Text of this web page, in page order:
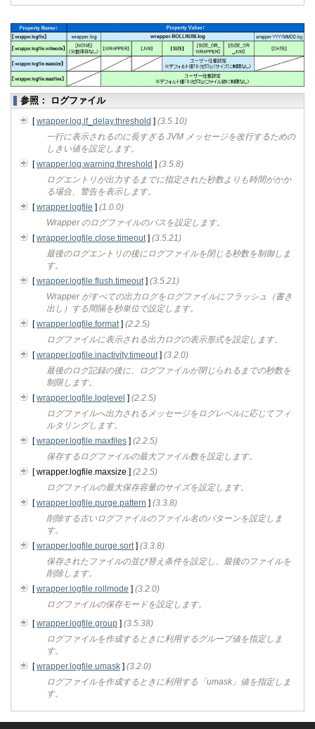
参照： ログファイル
[wrapper.log.lf_delay.threshold ] (3.5.10)
一行に表示されるのに長すぎる JVM メッセージを改行するための
しきい値を設定します。
[wrapper.log.warning.threshold ] (3.5.8)
ログエントリが出力するまでに指定された秒数よりも時間がかか
る場合、警告を表示します。
[wrapper.logfile ] (1.0.0)
Wrapper のログファイルのパスを設定します。
[wrapper.logfile.close.timeout ] (3.5.21)
最後のログエントリの後にログファイルを閉じる秒数を制御しま
す。
[wrapper.logfile.flush.timeout ] (3.5.21)
Wrapper がすべての出力ログをログファイルにフラッシュ（書き
出し）する間隔を秒単位で設定します。
[wrapper.logfile.format ] (2.2.5)
ログファイルに表示される出力ログの表示形式を設定します。
[wrapper.logfile.inactivity.timeout ] (3.2.0)
最後のログ記録の後に、ログファイルが閉じられるまでの秒数を
制限します。
[wrapper.logfile.loglevel ] (2.2.5)
ログファイルへ出力されるメッセージをログレベルに応じてフィ
ルタリングします。
[wrapper.logfile.maxfiles ] (2.2.5)
保存するログファイルの最大ファイル数を設定します。
[ wrapper.logfile.maxsize ] (2.2.5)
ログファイルの最大保存容量のサイズを設定します。
[wrapper.logfile.purge.pattern ] (3.3.8)
削除する古いログファイルのファイル名のパターンを設定しま
す。
[wrapper.logfile.purge.sort ] (3.3.8)
保存されたファイルの並び替え条件を設定し、最後のファイルを
削除します。
[wrapper.logfile.rollmode ] (3.2.0)
ログファイルの保存モードを設定します。
[wrapper.logfile.group ] (3.5.38)
ログファイルを作成するときに利用するグループ値を指定しま
す。
[wrapper.logfile.umask ] (3.2.0)
ログファイルを作成するときに利用する「umask」値を指定しま
す。